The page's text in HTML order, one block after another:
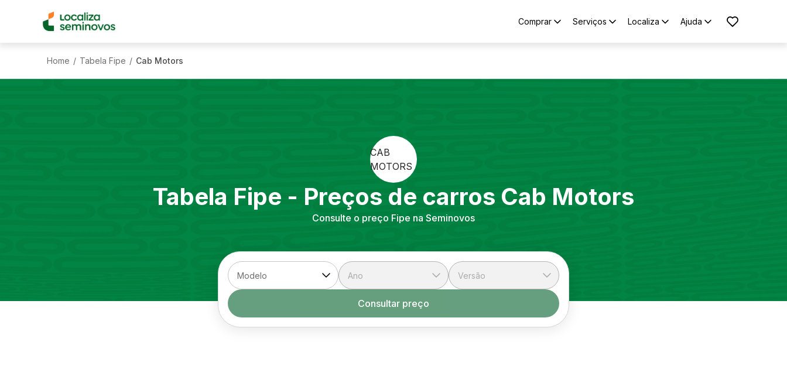
Comprar Serviços Localiza Ajuda
Home / Tabela Fipe / Cab Motors
CAB
MOTORS
Tabela Fipe - Preços de carros Cab Motors
Consulte o preço Fipe na Seminovos
Consultar preço